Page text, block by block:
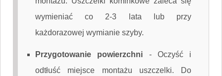
wymieniać co 2-3 lata lub przy
każdorazowej wymianie szyby.
Przygotowanie powierzchni - Oczyść i
odtłuść miejsce montażu uszczelki. Do